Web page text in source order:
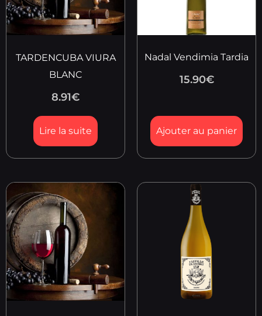
TARDENCUBA VIURA
BLANC
8.91€
Lire la suite
Nadal Vendimia Tardia
15.90€
Ajouter au panier